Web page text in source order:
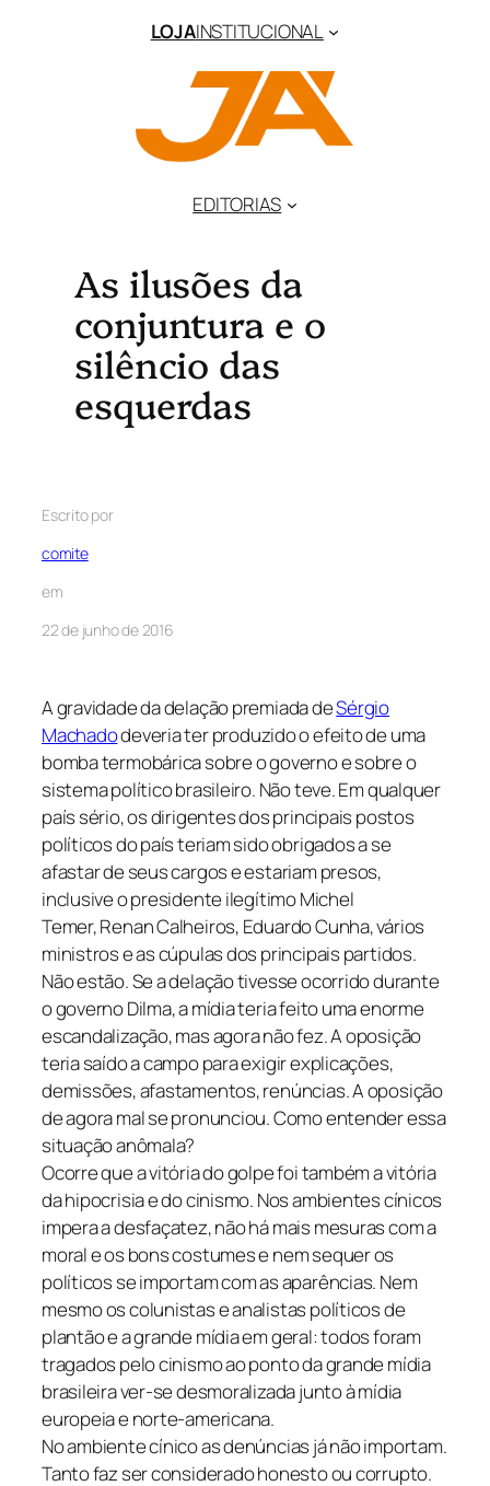
LOJAINSTITUCIONAL
EDITORIAS
As ilusões da
conjuntura e o
silêncio das
esquerdas
Escrito por
comite
em
22 de junho de 2016
A gravidade da delação premiada deSérgio
Machadodeveria ter produzido o efeito de uma
bomba termobárica sobre o governo e sobre o
sistema político brasileiro. Não teve. Em qualquer
país sério, os dirigentes dos principais postos
políticos do país teriam sido obrigados a se
afastar de seus cargos e estariam presos,
inclusive o presidente ilegítimo Michel
Temer, Renan Calheiros, Eduardo Cunha, vários
ministros e as cúpulas dos principais partidos.
Não estão. Se a delação tivesse ocorrido durante
o governo Dilma, a mídia teria feito uma enorme
escandalização, mas agora não fez. A oposição
teria saído a campo para exigir explicações,
demissões, afastamentos, renúncias. A oposição
de agora mal se pronunciou. Como entender essa
situação anômala?
Ocorre que a vitória do golpe foi também a vitória
da hipocrisia e do cinismo. Nos ambientes cínicos
impera a desfaçatez, não há mais mesuras com a
moral e os bons costumes e nem sequer os
políticos se importam com as aparências. Nem
mesmo os colunistas e analistas políticos de
plantão e a grande mídia em geral: todos foram
tragados pelo cinismo ao ponto da grande mídia
brasileira ver-se desmoralizada junto à mídia
europeia e norte-americana.
No ambiente cínico as denúncias já não importam.
Tanto faz ser considerado honesto ou corrupto.